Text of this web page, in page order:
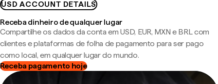
USD ACCOUNT DETAILS
Receba dinheiro de qualquer lugar
Compartilhe os dados da conta em USD, EUR, MXN e BRL com
clientes e plataformas de folha de pagamento para ser pago
como local, em qualquer lugar do mundo.
Receba pagamento hoje